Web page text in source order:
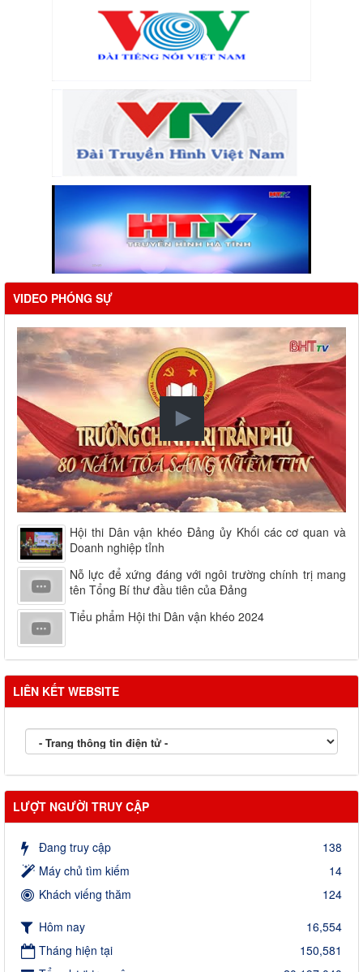
VIDEO PHÓNG SỰ
Hội thi Dân vận khéo Đảng ủy Khối các cơ quan và
Doanh nghiệp tỉnh
Nỗ lực để xứng đáng với ngôi trường chính trị mang
tên Tổng Bí thư đầu tiên của Đảng
Tiểu phẩm Hội thi Dân vận khéo 2024
LIÊN KẾT WEBSITE
LƯỢT NGƯỜI TRUY CẬP
Đang truy cập
138
Máy chủ tìm kiếm
14
Khách viếng thăm
124
Hôm nay
16,554
Tháng hiện tại
150,581